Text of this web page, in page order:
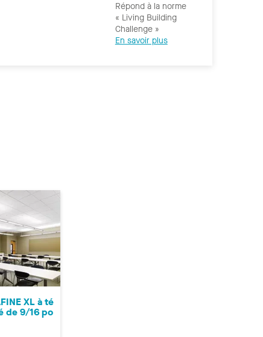
Répond à la norme
« Living Building
Challenge »
En savoir plus
XL à té
de 9/16 po